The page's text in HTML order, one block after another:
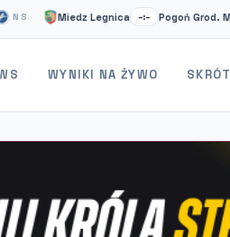
Miedz Legnica –:– Pogoń Grod.
WYNIKI NA ŻYWO